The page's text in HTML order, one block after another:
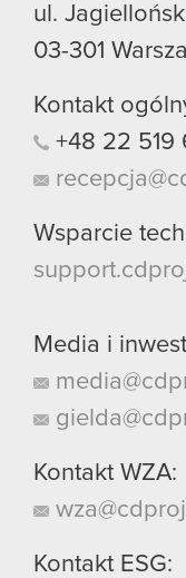
ul.
03-301
Kontakt
+48 22 519
Wsparcie
Media i
Kontakt WZA:
Kontakt ESG: